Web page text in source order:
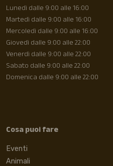
Lunedì dalle 9:00 alle 16:00
Martedì dalle 9:00 alle 16:00
Mercoledì dalle 9:00 alle 16:00
Giovedì dalle 9:00 alle 22:00
Venerdì dalle 9:00 alle 22:00
Sabato dalle 9:00 alle 22:00
Domenica dalle 9:00 alle 22:00
Cosa puoi fare
Eventi
Animali